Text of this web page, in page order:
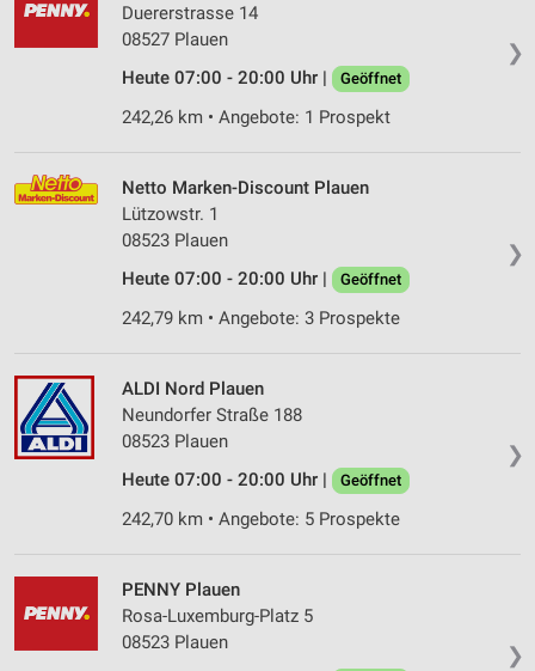
❯
Duererstrasse 14
08527 Plauen
Heute 07:00 - 20:00 Uhr |
Geöffnet
242,26 km • Angebote: 1 Prospekt
❯
Netto Marken-Discount Plauen
Lützowstr. 1
08523 Plauen
Heute 07:00 - 20:00 Uhr |
Geöffnet
242,79 km • Angebote: 3 Prospekte
❯
ALDI Nord Plauen
Neundorfer Straße 188
08523 Plauen
Heute 07:00 - 20:00 Uhr |
Geöffnet
242,70 km • Angebote: 5 Prospekte
❯
PENNY Plauen
Rosa-Luxemburg-Platz 5
08523 Plauen